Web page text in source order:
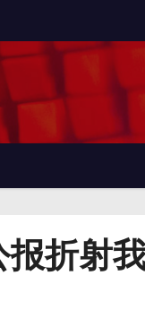
折射